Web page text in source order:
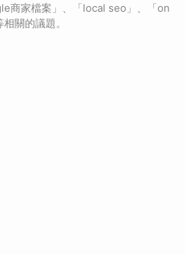
商家檔案」、「local seo」、「on
關的議題。